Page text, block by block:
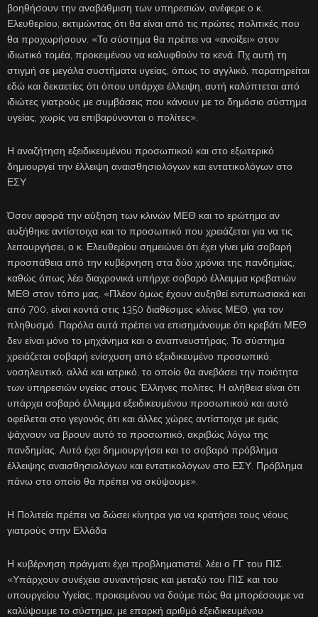
βοηθήσουν την αναβάθμιση των υπηρεσιών, ανέφερε ο κ.
Ελευθερίου, εκτιμώντας ότι θα είναι από τις πρώτες πολιτικές που
θα προχωρήσουν. «Το σύστημα θα πρέπει να «ανοίξει» στον
ιδιωτικό τομέα, προκειμένου να καλυφθούν τα κενά. Πχ αυτή τη
στιγμή σε μεγάλα συστήματα υγείας, όπως το αγγλικό, παρατηρείται
εδώ και δεκαετίες ότι όπου υπάρχει έλλειψη, αυτή καλύπτεται από
ιδιώτες γιατρούς με συμβάσεις που κάνουν με το δημόσιο σύστημα
υγείας, χωρίς να επιβαρύνονται ο πολίτες».
Η αναζήτηση εξειδικευμένου προσωπικού και στο εξωτερικό
δημιουργεί την έλλειψη αναισθησιολόγων και εντατικολόγων στο
ΕΣΥ
Όσον αφορά την αύξηση των κλινών ΜΕΘ και το ερώτημα αν
αυξήθηκε αντίστοιχα και το προσωπικό που χρειάζεται για να τις
λειτουργήσει, ο κ. Ελευθερίου σημειώνει ότι έχει γίνει μία σοβαρή
προσπάθεια από την κυβέρνηση στα δύο χρόνια της πανδημίας,
καθώς όπως λέει διαχρονικά υπήρχε σοβαρό έλλειμμα κρεβατιών
ΜΕΘ στον τόπο μας. «Πλέον όμως έχουν αυξηθεί εντυπωσιακά και
από 700, είναι κοντά στις 1350 διαθέσιμες κλίνες ΜΕΘ, για τον
πληθυσμό. Παρόλα αυτά πρέπει να επισημάνουμε ότι κρεβάτι ΜΕΘ
δεν είναι μόνο το μηχάνημα και ο αναπνευστήρας. Το σύστημα
χρειάζεται σοβαρή ενίσχυση από εξειδικευμένο προσωπικό,
νοσηλευτικό, αλλά και ιατρικό, το οποίο θα ανεβάσει την ποιότητα
των υπηρεσιών υγείας στους Έλληνες πολίτες. Η αλήθεια είναι ότι
υπάρχει σοβαρό έλλειμμα εξειδικευμένου προσωπικού και αυτό
οφείλεται στο γεγονός ότι και άλλες χώρες αντίστοιχα με εμάς
ψάχνουν να βρουν αυτό το προσωπικό, ακριβώς λόγω της
πανδημίας. Αυτό έχει δημιουργήσει και το σοβαρό πρόβλημα
έλλειψης αναισθησιολόγων και εντατικολόγων στο ΕΣΥ. Πρόβλημα
πάνω στο οποίο θα πρέπει να σκύψουμε».
Η Πολιτεία πρέπει να δώσει κίνητρα για να κρατήσει τους νέους
γιατρούς στην Ελλάδα
Η κυβέρνηση πράγματι έχει προβληματιστεί, λέει ο ΓΓ του ΠΙΣ.
«Υπάρχουν συνέχεια συναντήσεις και μεταξύ του ΠΙΣ και του
υπουργείου Υγείας, προκειμένου να δούμε πώς θα μπορέσουμε να
καλύψουμε το σύστημα, με επαρκή αριθμό εξειδικευμένου